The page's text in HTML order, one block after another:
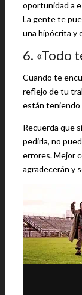
oportunidad a
La gente te
una hipócrita y
6. «Todo
Cuando te
reflejo de tu
están teniendo
Recuerda que
pedirla, no
errores. Mejor
agradecerán y